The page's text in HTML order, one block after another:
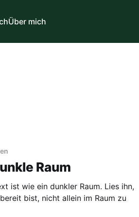
Über mich
Raum
ist wie ein dunkler Raum. Lies ihn,
bist, nicht allein im Raum zu